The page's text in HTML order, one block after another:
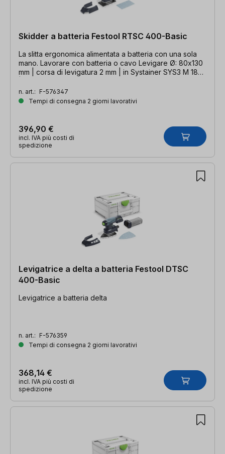
Skidder a batteria Festool RTSC 400-Basic
La slitta ergonomica alimentata a batteria con una sola
mano. Lavorare con batteria o cavo Levigare Ø: 80x130
mm | corsa di levigatura 2 mm | in Systainer SYS3 M 187
n. art.: F-576347
Tempi di consegna 2 giorni lavorativi
396,90 €
incl. IVA più costi di
spedizione
Levigatrice a delta a batteria Festool DTSC
400-Basic
Levigatrice a batteria delta
n. art.: F-576359
Tempi di consegna 2 giorni lavorativi
368,14 €
incl. IVA più costi di
spedizione